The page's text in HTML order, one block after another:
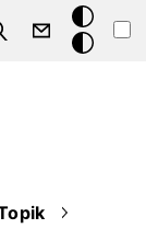
Mod
gelap